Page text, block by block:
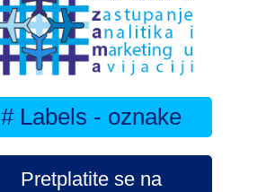
# Labels - oznake
Pretplatite se na